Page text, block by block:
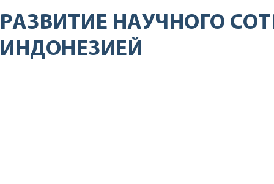
РАЗВИТИЕ НАУЧНОГО
ИНДОНЕЗИЕЙ